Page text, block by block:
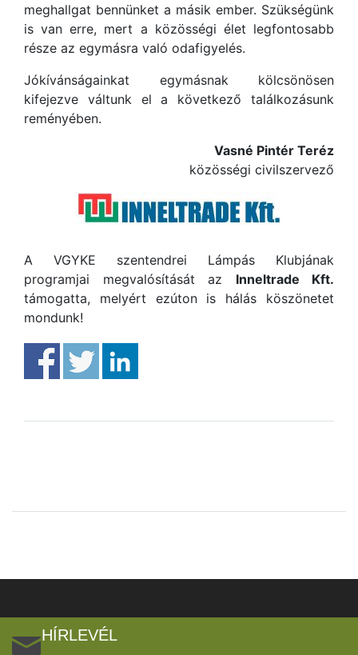
meghallgat bennünket a másik ember. Szükségünk
is van erre, mert a közösségi élet legfontosabb
része az egymásra való odafigyelés.
Jókívánságainkat egymásnak kölcsönösen
kifejezve váltunk el a következő találkozásunk
reményében.
Vasné Pintér Teréz
közösségi civilszervező
A VGYKE szentendrei Lámpás Klubjának
programjai megvalósítását az Inneltrade Kft.
támogatta, melyért ezúton is hálás köszönetet
mondunk!
HÍRLEVÉL